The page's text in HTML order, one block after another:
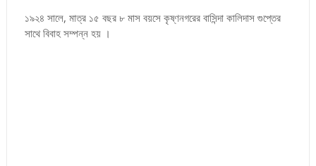
১৯২৪ সালে, মাত্র ১৫ বছর ৮ মাস বয়সে কৃষ্ণনগরের বাসিন্দা কালিদাস গুপ্তের
সাথে বিবাহ সম্পন্ন হয় ।